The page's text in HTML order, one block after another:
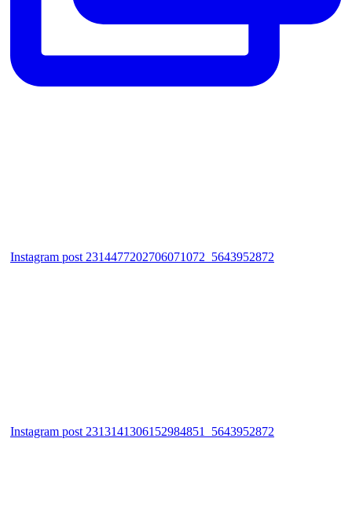
Instagram post 2314477202706071072_5643952872
Instagram post 2313141306152984851_5643952872